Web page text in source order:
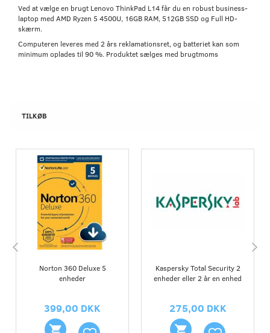
Ved at vælge en brugt Lenovo ThinkPad L14 får du en robust business-
laptop med AMD Ryzen 5 4500U, 16GB RAM, 512GB SSD og Full HD-
skærm.
Computeren leveres med 2 års reklamationsret, og batteriet kan som
minimum oplades til 90 %. Produktet sælges med brugtmoms
TILKØB
Norton 360 Deluxe 5
enheder
399,00 DKK
Kaspersky Total Security 2
enheder eller 2 år en enhed
275,00 DKK